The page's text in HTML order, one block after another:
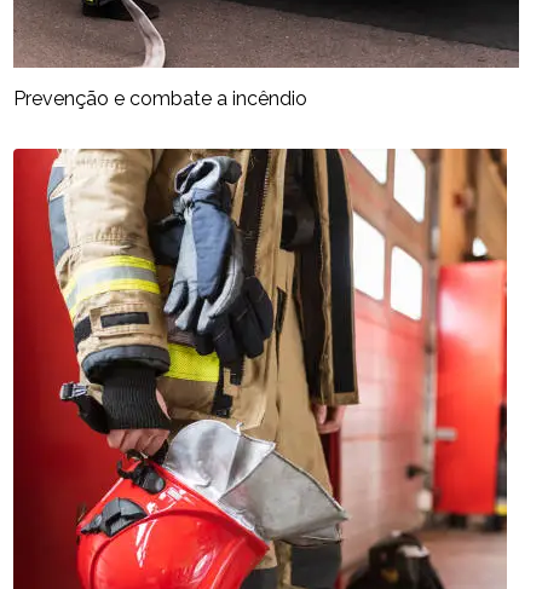
Prevenção e combate a incêndio​